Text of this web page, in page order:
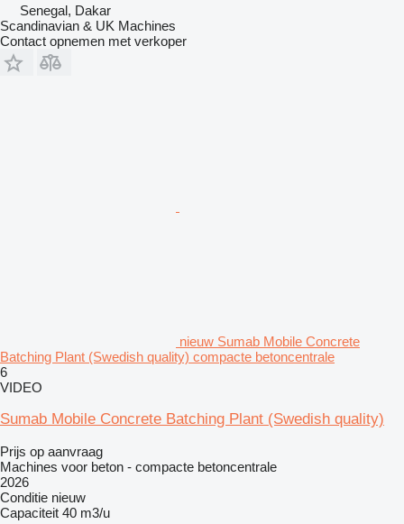
Senegal, Dakar
Scandinavian & UK Machines
Contact opnemen met verkoper
nieuw Sumab Mobile Concrete
Batching Plant (Swedish quality) compacte betoncentrale
6
VIDEO
Sumab Mobile Concrete Batching Plant (Swedish quality)
Prijs op aanvraag
Machines voor beton - compacte betoncentrale
2026
Conditie nieuw
Capaciteit 40 m3/u